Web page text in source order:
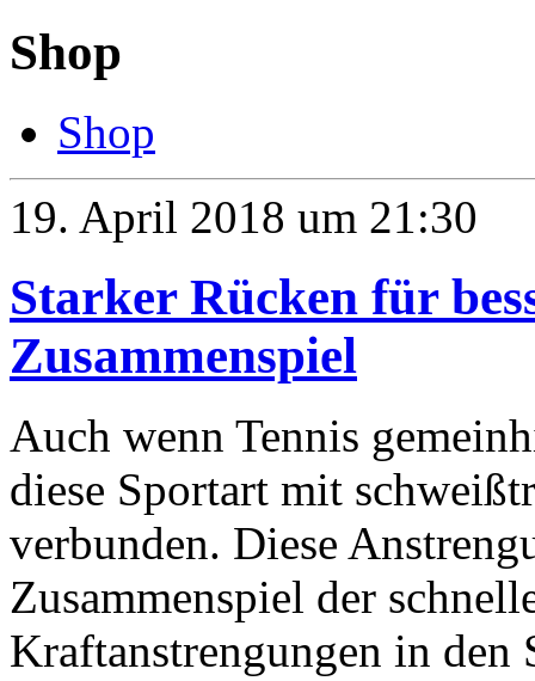
Shop
Shop
19. April 2018 um 21:30
Starker Rücken für
Zusammenspiel
Auch wenn Tennis
diese Sportart mit
verbunden. Diese
Zusammenspiel der
Kraftanstrengungen in den